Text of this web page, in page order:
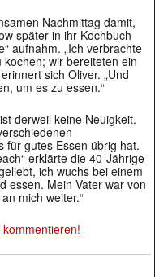
Nachmittag damit,
später in ihr Kochbuch
aufnahm. „Ich verbrachte
wir bereiteten ein
sich Oliver. „Und
um es zu essen.“
derweil keine Neuigkeit.
für gutes Essen übrig hat.
erklärte die 40-Jährige
ich wuchs bei einem
essen. Mein Vater war von
mich weiter.“